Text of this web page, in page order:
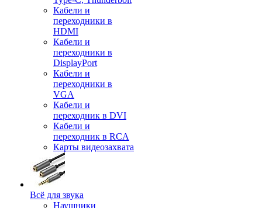
Кабели и
переходники в
HDMI
Кабели и
переходники в
DisplayPort
Кабели и
переходники в
VGA
Кабели и
переходник в DVI
Кабели и
переходник в RCA
Карты видеозахвата
Всё для звука
Наушники